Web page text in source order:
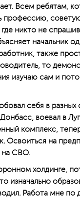
Всем ребятам,
никто не
начальник
также
то
изучаю сам и
себя в
воевал в
комплекс,
Освоиться на
на СВО.
холдинге,
изначально
Работа мне по